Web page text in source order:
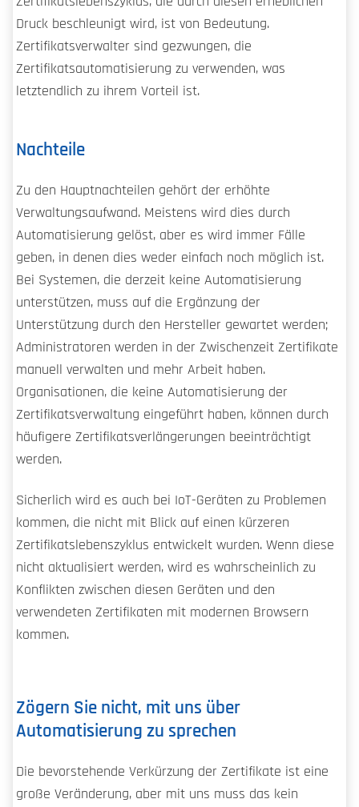
Druck beschleunigt wird, ist von Bedeutung.
Zertifikatsverwalter sind gezwungen, die
Zertifikatsautomatisierung zu verwenden, was
letztendlich zu ihrem Vorteil ist.
Nachteile
Zu den Hauptnachteilen gehört der erhöhte
Verwaltungsaufwand. Meistens wird dies durch
Automatisierung gelöst, aber es wird immer Fälle
geben, in denen dies weder einfach noch möglich ist.
Bei Systemen, die derzeit keine Automatisierung
unterstützen, muss auf die Ergänzung der
Unterstützung durch den Hersteller gewartet werden;
Administratoren werden in der Zwischenzeit Zertifikate
manuell verwalten und mehr Arbeit haben.
Organisationen, die keine Automatisierung der
Zertifikatsverwaltung eingeführt haben, können durch
häufigere Zertifikatsverlängerungen beeinträchtigt
werden.
Sicherlich wird es auch bei IoT-Geräten zu Problemen
kommen, die nicht mit Blick auf einen kürzeren
Zertifikatslebenszyklus entwickelt wurden. Wenn diese
nicht aktualisiert werden, wird es wahrscheinlich zu
Konflikten zwischen diesen Geräten und den
verwendeten Zertifikaten mit modernen Browsern
kommen.
Zögern Sie nicht, mit uns über
Automatisierung zu sprechen
Die bevorstehende Verkürzung der Zertifikate ist eine
große Veränderung, aber mit uns muss das kein